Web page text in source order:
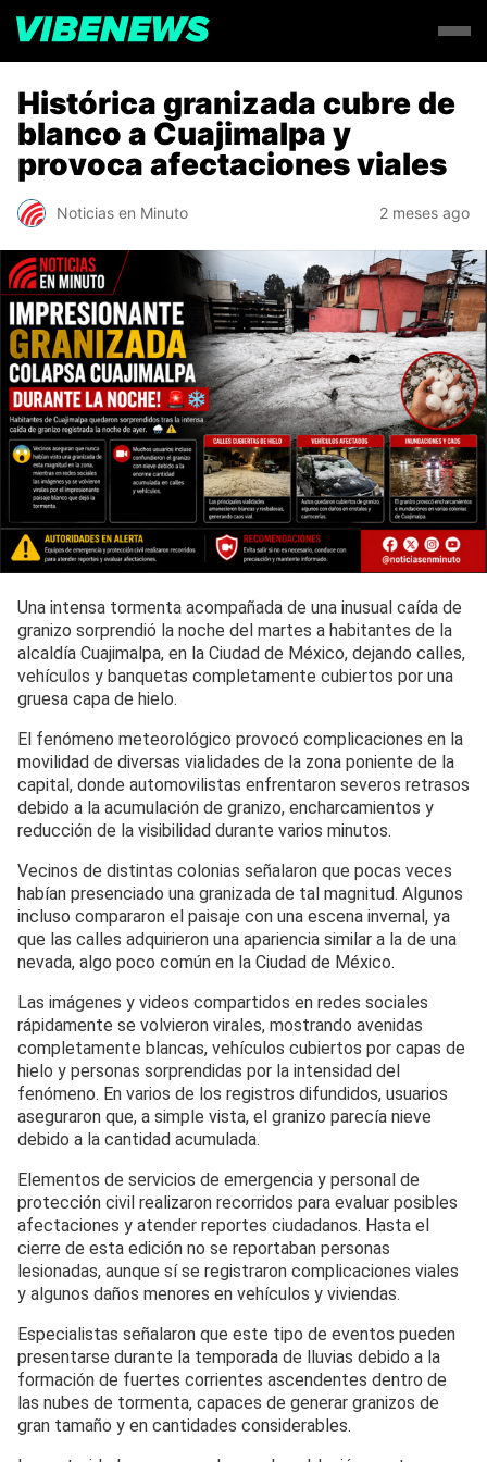
Histórica granizada cubre de
blanco a Cuajimalpa y
provoca afectaciones viales
Noticias en Minuto 2 meses ago
Una intensa tormenta acompañada de una inusual caída de
granizo sorprendió la noche del martes a habitantes de la
alcaldía Cuajimalpa, en la Ciudad de México, dejando calles,
vehículos y banquetas completamente cubiertos por una
gruesa capa de hielo.
El fenómeno meteorológico provocó complicaciones en la
movilidad de diversas vialidades de la zona poniente de la
capital, donde automovilistas enfrentaron severos retrasos
debido a la acumulación de granizo, encharcamientos y
reducción de la visibilidad durante varios minutos.
Vecinos de distintas colonias señalaron que pocas veces
habían presenciado una granizada de tal magnitud. Algunos
incluso compararon el paisaje con una escena invernal, ya
que las calles adquirieron una apariencia similar a la de una
nevada, algo poco común en la Ciudad de México.
Las imágenes y videos compartidos en redes sociales
rápidamente se volvieron virales, mostrando avenidas
completamente blancas, vehículos cubiertos por capas de
hielo y personas sorprendidas por la intensidad del
fenómeno. En varios de los registros difundidos, usuarios
aseguraron que, a simple vista, el granizo parecía nieve
debido a la cantidad acumulada.
Elementos de servicios de emergencia y personal de
protección civil realizaron recorridos para evaluar posibles
afectaciones y atender reportes ciudadanos. Hasta el
cierre de esta edición no se reportaban personas
lesionadas, aunque sí se registraron complicaciones viales
y algunos daños menores en vehículos y viviendas.
Especialistas señalaron que este tipo de eventos pueden
presentarse durante la temporada de lluvias debido a la
formación de fuertes corrientes ascendentes dentro de
las nubes de tormenta, capaces de generar granizos de
gran tamaño y en cantidades considerables.